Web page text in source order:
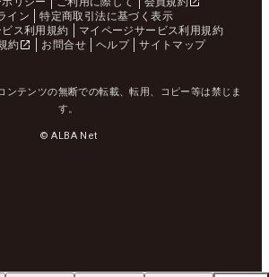
イン
特定商取引法に基づく表示
ス利用規約
マイページサービス利用規約
約
お問合せ ヘルプ サイトマップ
ンテンツの無断での転載、転用、コピー等は禁じま
す。
© ALBA Net